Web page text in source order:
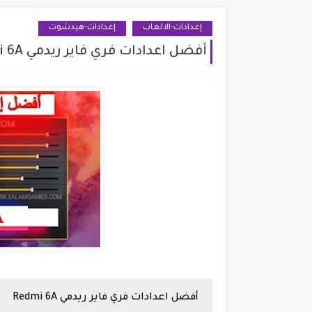
إعدادات-الالعاب إعدادات-هيدشوت
أفضل اعدادات فري فاير ريدمي Redmi 6A
أفضل اعدادات فري فاير ريدمي Redmi 6A